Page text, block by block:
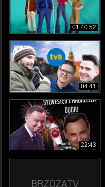
01:40:52
04:41
22:43